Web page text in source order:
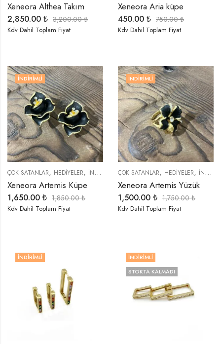
Xeneora Althea Takım
2,850.00 ₺ 3,200.00₺
Kdv Dahil Toplam Fiyat
Xeneora Aria küpe
450.00 ₺ 750.00₺
Kdv Dahil Toplam Fiyat
İNDIRIMLI
ÇOK SATANLAR, HEDIYELER, İNDIRIMLI ÜRÜNLER ,KÜPELER,ÖZEL SERİLER ,
Xeneora Artemis Küpe
1,650.00 ₺ 1,850.00₺
Kdv Dahil Toplam Fiyat
İNDIRIMLI
ÇOK SATANLAR, HEDIYELER, İNDIRIMLI ÜRÜNLER
Xeneora Artemis Yüzük
1,500.00 ₺ 1,750.00₺
Kdv Dahil Toplam Fiyat
İNDIRIMLI
İNDIRIMLI
STOKTA KALMADI